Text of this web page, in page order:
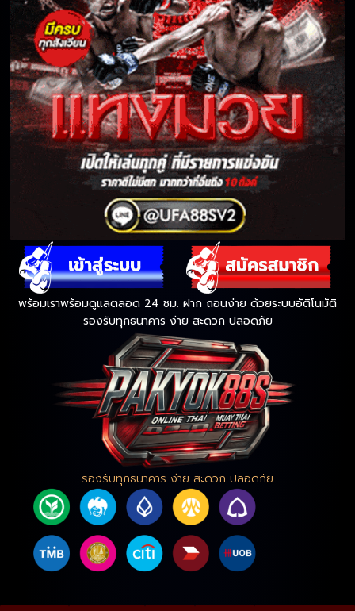
พร้อมเราพร้อมดูแลตลอด 24 ชม. ฝาก ถอนง่าย ด้วยระบบอัติโนมัติ
รองรับทุกธนาคาร ง่าย สะดวก ปลอดภัย
รองรับทุกธนาคาร ง่าย สะดวก ปลอดภัย